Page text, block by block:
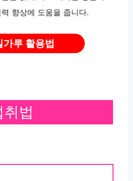
향상에 도움을 줍니다.
가루 활용법
법